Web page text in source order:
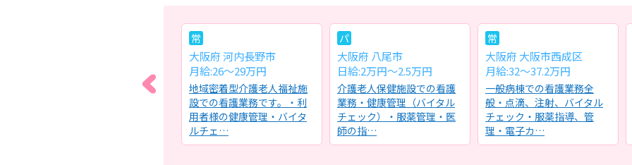
特別養護老人ホームでの看
常
大阪府 河内長野市
月給:26～29万円
地域密着型介護老人福祉施
設での看護業務です。・利
用者様の健康管理・バイタ
ルチェ…
パ
大阪府 八尾市
日給:2万円～2.5万円
介護老人保健施設での看護
業務・健康管理（バイタル
チェック）・服薬管理・医
師の指…
常
大阪府 大阪市西成区
月給:32～37.2万円
一般病棟での看護業務全
般・点滴、注射、バイタル
チェック・服薬指導、管
理・電子カ…